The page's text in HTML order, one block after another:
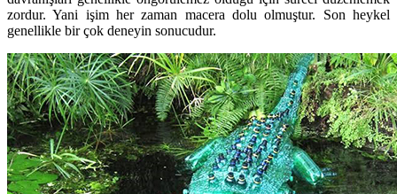
zordur. Yani işim her zaman macera dolu olmuştur. Son heykel
genellikle bir çok deneyin sonucudur.